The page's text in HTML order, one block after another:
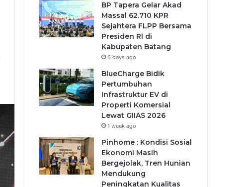
BP Tapera Gelar Akad
Massal 62.710 KPR
Sejahtera FLPP Bersama
Presiden RI di
Kabupaten Batang
6 days ago
BlueCharge Bidik
Pertumbuhan
Infrastruktur EV di
Properti Komersial
Lewat GIIAS 2026
1 week ago
Pinhome : Kondisi Sosial
Ekonomi Masih
Bergejolak, Tren Hunian
Mendukung
Peningkatan Kualitas